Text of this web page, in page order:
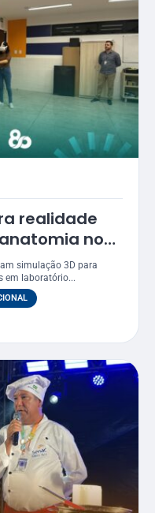
realidade
no
simulação 3D para
em laboratório...